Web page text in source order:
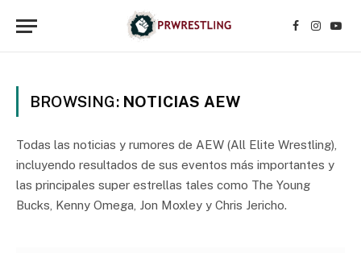
Facebook
BROWSING: NOTICIAS AEW
Todas las noticias y rumores de AEW (All Elite Wrestling),
incluyendo resultados de sus eventos más importantes y
las principales super estrellas tales como The Young
Bucks, Kenny Omega, Jon Moxley y Chris Jericho.